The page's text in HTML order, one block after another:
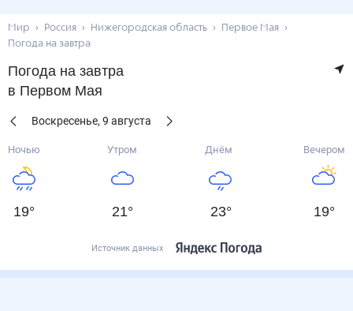
Мир Россия Нижегородская область
Первое Мая
Погода на завтра
Погода на завтра
в Первом Мая
Воскресенье, 9 августа
Ночью
19°
Утром
21°
Днём
23°
Вечером
19°
Источник данных